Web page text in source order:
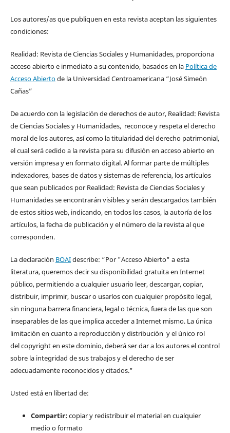
Los autores/as que publiquen en esta revista aceptan las siguientes
condiciones:
Realidad: Revista de Ciencias Sociales y Humanidades, proporciona
acceso abierto e inmediato a su contenido, basados en la Política de
Acceso Abiertode la Universidad Centroamericana “José Simeón
Cañas”
De acuerdo con la legislación de derechos de autor, Realidad: Revista
de Ciencias Sociales y Humanidades, reconoce y respeta el derecho
moral de los autores, así como la titularidad del derecho patrimonial,
el cual será cedido a la revista para su difusión en acceso abierto en
versión impresa y en formato digital. Al formar parte de múltiples
indexadores, bases de datos y sistemas de referencia, los artículos
que sean publicados por Realidad: Revista de Ciencias Sociales y
Humanidades se encontrarán visibles y serán descargados también
de estos sitios web, indicando, en todos los casos, la autoría de los
artículos, la fecha de publicación y el número de la revista al que
corresponden.
La declaración BOAIdescribe: “Por "Acceso Abierto" a esta
literatura, queremos decir su disponibilidad gratuita en Internet
público, permitiendo a cualquier usuario leer, descargar, copiar,
distribuir, imprimir, buscar o usarlos con cualquier propósito legal,
sin ninguna barrera financiera, legal o técnica, fuera de las que son
inseparables de las que implica acceder a Internet mismo. La única
limitación en cuanto a reproducción y distribución y el único rol
del copyright en este dominio, deberá ser dar a los autores el control
sobre la integridad de sus trabajos y el derecho de ser
adecuadamente reconocidos y citados."
Usted está en libertad de:
Compartir:copiar y redistribuir el material en cualquier
medio o formato